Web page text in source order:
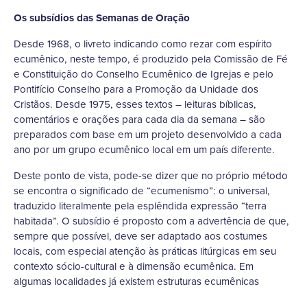
Os subsídios das Semanas de Oração
Desde 1968, o livreto indicando como rezar com espírito
ecumênico, neste tempo, é produzido pela Comissão de Fé
e Constituição do Conselho Ecumênico de Igrejas e pelo
Pontifício Conselho para a Promoção da Unidade dos
Cristãos. Desde 1975, esses textos – leituras bíblicas,
comentários e orações para cada dia da semana – são
preparados com base em um projeto desenvolvido a cada
ano por um grupo ecumênico local em um país diferente.
Deste ponto de vista, pode-se dizer que no próprio método
se encontra o significado de “ecumenismo”: o universal,
traduzido literalmente pela esplêndida expressão “terra
habitada”. O subsídio é proposto com a advertência de que,
sempre que possível, deve ser adaptado aos costumes
locais, com especial atenção às práticas litúrgicas em seu
contexto sócio-cultural e à dimensão ecumênica. Em
algumas localidades já existem estruturas ecumênicas